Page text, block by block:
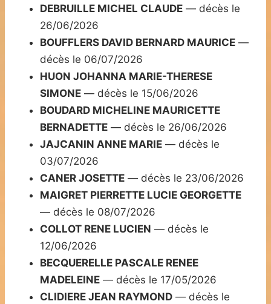
DEBRUILLE MICHEL CLAUDE — décès le
26/06/2026
BOUFFLERS DAVID BERNARD MAURICE —
décès le 06/07/2026
HUON JOHANNA MARIE-THERESE
SIMONE — décès le 15/06/2026
BOUDARD MICHELINE MAURICETTE
BERNADETTE — décès le 26/06/2026
JAJCANIN ANNE MARIE — décès le
03/07/2026
CANER JOSETTE — décès le 23/06/2026
MAIGRET PIERRETTE LUCIE GEORGETTE
— décès le 08/07/2026
COLLOT RENE LUCIEN — décès le
12/06/2026
BECQUERELLE PASCALE RENEE
MADELEINE — décès le 17/05/2026
CLIDIERE JEAN RAYMOND — décès le